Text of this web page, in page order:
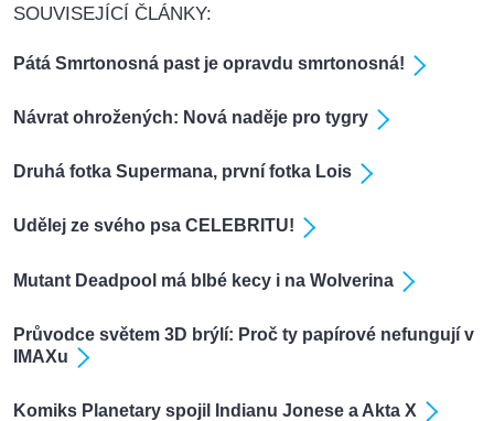
SOUVISEJÍCÍ ČLÁNKY:
Pátá Smrtonosná past je opravdu smrtonosná!
Návrat ohrožených: Nová naděje pro tygry
Druhá fotka Supermana, první fotka Lois
Udělej ze svého psa CELEBRITU!
Mutant Deadpool má blbé kecy i na Wolverina
Průvodce světem 3D brýlí: Proč ty papírové nefungují v
IMAXu
Komiks Planetary spojil Indianu Jonese a Akta X